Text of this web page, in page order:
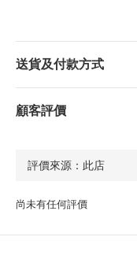
送貨及付款方式
顧客評價
尚未有任何評價